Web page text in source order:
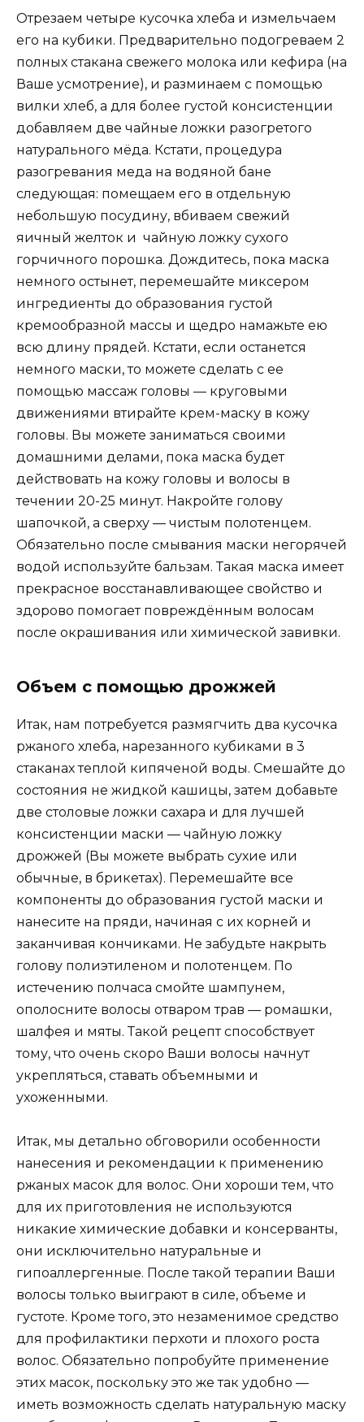
Отрезаем четыре кусочка хлеба и измельчаем
его на кубики. Предварительно подогреваем 2
полных стакана свежего молока или кефира (на
Ваше усмотрение), и разминаем с помощью
вилки хлеб, а для более густой консистенции
добавляем две чайные ложки разогретого
натурального мёда. Кстати, процедура
разогревания меда на водяной бане
следующая: помещаем его в отдельную
небольшую посудину, вбиваем свежий
яичный желток и чайную ложку сухого
горчичного порошка. Дождитесь, пока маска
немного остынет, перемешайте миксером
ингредиенты до образования густой
кремообразной массы и щедро намажьте ею
всю длину прядей. Кстати, если останется
немного маски, то можете сделать с ее
помощью массаж головы — круговыми
движениями втирайте крем-маску в кожу
головы. Вы можете заниматься своими
домашними делами, пока маска будет
действовать на кожу головы и волосы в
течении 20-25 минут. Накройте голову
шапочкой, а сверху — чистым полотенцем.
Обязательно после смывания маски негорячей
водой используйте бальзам. Такая маска имеет
прекрасное восстанавливающее свойство и
здорово помогает повреждённым волосам
после окрашивания или химической завивки.
Объем с помощью дрожжей
Итак, нам потребуется размягчить два кусочка
ржаного хлеба, нарезанного кубиками в 3
стаканах теплой кипяченой воды. Смешайте до
состояния не жидкой кашицы, затем добавьте
две столовые ложки сахара и для лучшей
консистенции маски — чайную ложку
дрожжей (Вы можете выбрать сухие или
обычные, в брикетах). Перемешайте все
компоненты до образования густой маски и
нанесите на пряди, начиная с их корней и
заканчивая кончиками. Не забудьте накрыть
голову полиэтиленом и полотенцем. По
истечению полчаса смойте шампунем,
ополосните волосы отваром трав — ромашки,
шалфея и мяты. Такой рецепт способствует
тому, что очень скоро Ваши волосы начнут
укрепляться, ставать объемными и
ухоженными.
Итак, мы детально обговорили особенности
нанесения и рекомендации к применению
ржаных масок для волос. Они хороши тем, что
для их приготовления не используются
никакие химические добавки и консерванты,
они исключительно натуральные и
гипоаллергенные. После такой терапии Ваши
волосы только выиграют в силе, объеме и
густоте. Кроме того, это незаменимое средство
для профилактики перхоти и плохого роста
волос. Обязательно попробуйте применение
этих масок, поскольку это же так удобно —
иметь возможность сделать натуральную маску